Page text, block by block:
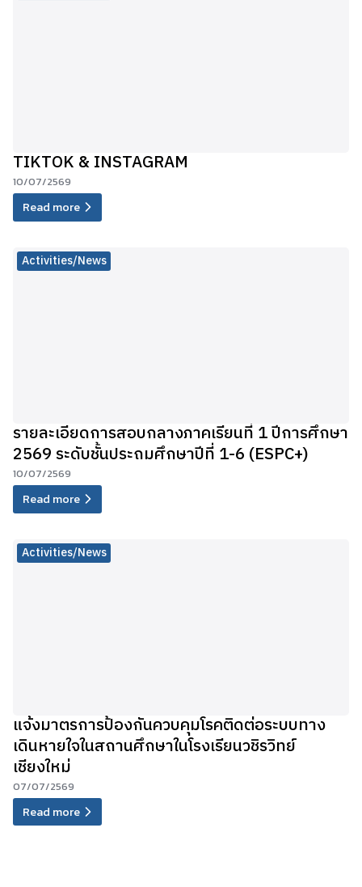
TIKTOK & INSTAGRAM
10/07/2569
Read more
Activities/News
รายละเอียดการสอบกลางภาคเรียนที่ 1 ปีการศึกษา
2569 ระดับชั้นประถมศึกษาปีที่ 1-6 (ESPC+)
10/07/2569
Read more
Activities/News
แจ้งมาตรการป้องกันควบคุมโรคติดต่อระบบทาง
เดินหายใจในสถานศึกษาในโรงเรียนวชิรวิทย์
เชียงใหม่
07/07/2569
Read more